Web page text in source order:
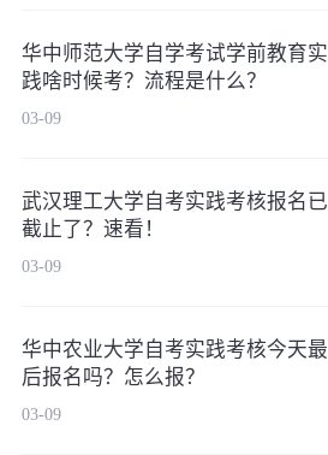
华中师范大学自学考试学前教育实
践啥时候考？流程是什么？
03-09
武汉理工大学自考实践考核报名已
截止了？速看！
03-09
华中农业大学自考实践考核今天最
后报名吗？怎么报？
03-09